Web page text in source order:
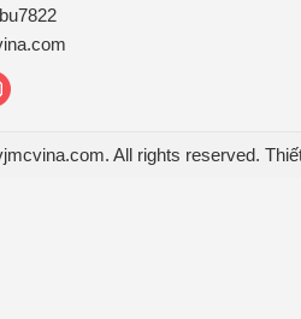
All rights reserved.